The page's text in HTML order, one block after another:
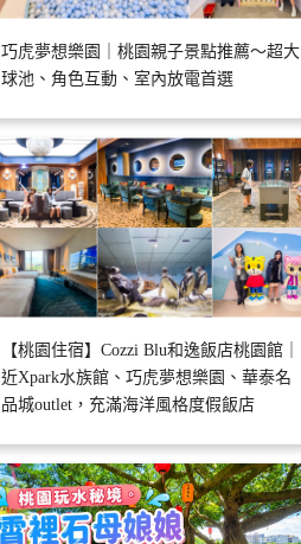
巧虎夢想樂園｜桃園親子景點推薦～超大
球池、角色互動、室內放電首選
【桃園住宿】Cozzi Blu和逸飯店桃園館｜
近Xpark水族館、巧虎夢想樂園、華泰名
品城outlet，充滿海洋風格度假飯店